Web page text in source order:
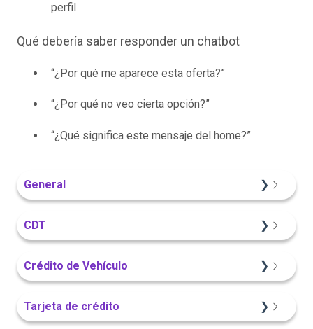
perfil
Qué debería saber responder un chatbot
“¿Por qué me aparece esta oferta?”
“¿Por qué no veo cierta opción?”
“¿Qué significa este mensaje del home?”
General
CDT
Crédito de Vehículo
Tarjeta de crédito